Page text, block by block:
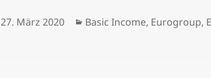
Veröffentlicht
27. März 2020 Kategorien
Basic Income, Eurogroup,